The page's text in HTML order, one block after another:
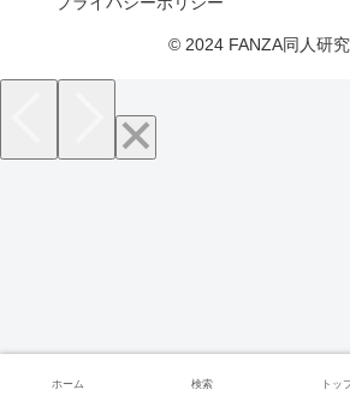
© 2024 FANZA同人研究
ホーム 検索 トッ